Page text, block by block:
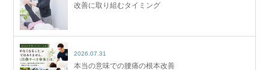
改善に取り組むタイミング
2026.07.31
本当の意味での腰痛の根本改善